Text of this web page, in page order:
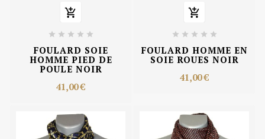

    
FOULARD SOIE
HOMME PIED DE
POULE NOIR
41,00 €

    
FOULARD HOMME EN
SOIE ROUES NOIR
41,00 €